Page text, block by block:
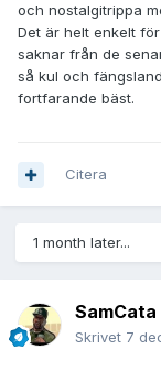
och nostalgitrippa
Det är helt enkelt
saknar från de
så kul och
fortfarande bäst.
Citera
1 month later...
SamCata
Skrivet 7